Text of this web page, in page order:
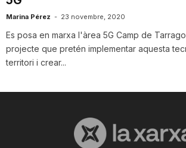
t
a
t
Marina Pérez - 23 novembre, 2020
Es posa en marxa l'àrea 5G Camp de
projecte que pretén implementar aquesta
territori i crear...